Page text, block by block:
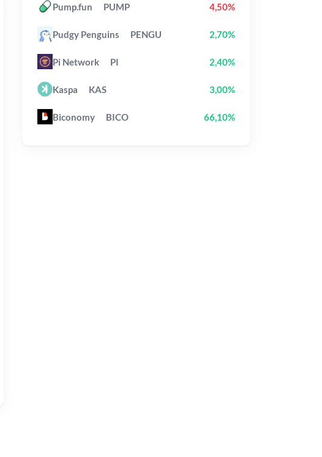
Pump.fun PUMP 4,50%
Pudgy Penguins PENGU 2,70%
Pi Network PI 2,40%
Kaspa KAS 3,00%
Biconomy BICO 66,10%